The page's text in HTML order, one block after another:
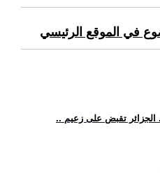
في الموقع الرئيسي
الجزائر تقبض على زعيم